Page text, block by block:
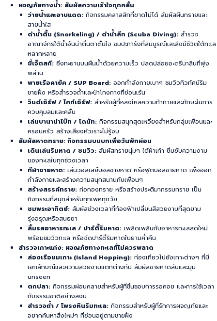
ผจญภัยทางน้ำ: สัมผัสความเร้าใจทุกคลื่น
ว่ายน้ำและอาบแดด: กิจกรรมคลาสสิกที่ขาดไม่ได้ สัมผัสผืนทรายและ
สายน้ำใส
ดำน้ำตื้น (Snorkeling) / ดำน้ำลึก (Scuba Diving): สำรวจ
อาณาจักรใต้น้ำอันน่าตื่นตาตื่นใจ ชมปะการังที่สมบูรณ์และสิ่งมีชีวิตใต้ทะเล
หลากหลาย
ขี่เจ็ตสกี: ซิ่งทะยานบนผืนน้ำด้วยความเร็ว ปลดปล่อยอะดรีนาลีนที่พุ่ง
พล่าน
พายเรือคายัค / SUP Board: ออกกำลังกายเบาๆ ชมวิวทิวทัศน์ริม
ชายฝั่ง หรือสำรวจถ้ำและป่าโกงกางที่ซ่อนเร้น
วินด์เซิร์ฟ / ไคท์เซิร์ฟ: สำหรับผู้ที่หลงใหลความท้าทายและทักษะในการ
ควบคุมลมและคลื่น
เล่นบานาน่าโบ๊ท / โดนัท: กิจกรรมสนุกสุดเหวี่ยงสำหรับกลุ่มเพื่อนและ
ครอบครัว สร้างเสียงหัวเราะไม่รู้จบ
สัมผัสหาดทราย: กิจกรรมบนบกเพื่อวันพักผ่อน
เดินเล่นริมหาด / ชมวิว: สัมผัสทรายนุ่มๆ ใต้ฝ่าเท้า ซึมซับความงาม
ของทะเลในทุกช่วงเวลา
กีฬาชายหาด: เล่นวอลเลย์บอลชายหาด หรือฟุตบอลชายหาด เพื่อออก
กำลังกายและสร้างความสนุกสนานกับเพื่อนๆ
สร้างสรรค์ทราย: ก่อกองทราย หรือสร้างประติมากรรมทราย เป็น
กิจกรรมที่สนุกสำหรับทุกเพศทุกวัย
ชมพระอาทิตย์: สัมผัสช่วงเวลาที่ท้องฟ้าเปลี่ยนสีสวยงามที่สุดยาม
รุ่งอรุณหรือสนธยา
ลิ้มรสอาหารทะเล / ปาร์ตี้ริมหาด: เพลิดเพลินกับอาหารทะเลสดใหม่
พร้อมชมวิวทะเล หรือจัดปาร์ตี้ริมหาดในยามค่ำคืน
สำรวจเกาะแก่ง: ผจญภัยทางทะเลที่ไม่ควรพลาด
ล่องเรือชมเกาะ (Island Hopping): ท่องเที่ยวไปยังเกาะต่างๆ ที่มี
เอกลักษณ์และความสวยงามแตกต่างกัน สัมผัสชายหาดลับและมุม
unseen
ตกปลา: กิจกรรมผ่อนคลายสำหรับผู้ที่ชื่นชอบการรอคอย และการใช้เวลา
กับธรรมชาติอย่างสงบ
สำรวจถ้ำ / โพรงหินริมทะเล: กิจกรรมสำหรับผู้ที่รักการผจญภัยและ
อยากค้นหาสิ่งใหม่ๆ ที่ซ่อนอยู่ตามชายฝั่ง